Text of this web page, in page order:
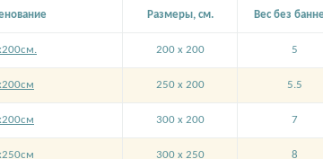
Размеры, см. Вес без
200 x 200 5
250 x 200 5.5
300 x 200 7
300 x 250 8